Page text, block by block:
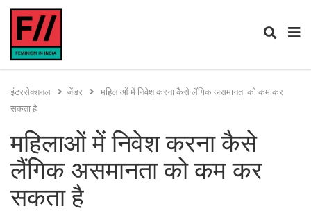
इंटरसेक्शनल जेंडर
महिलाओं में निवेश करना कैसे लैंगिक असमानता को कम कर
सकता है
महिलाओं में निवेश करना कैसे
लैंगिक असमानता को कम कर
सकता है